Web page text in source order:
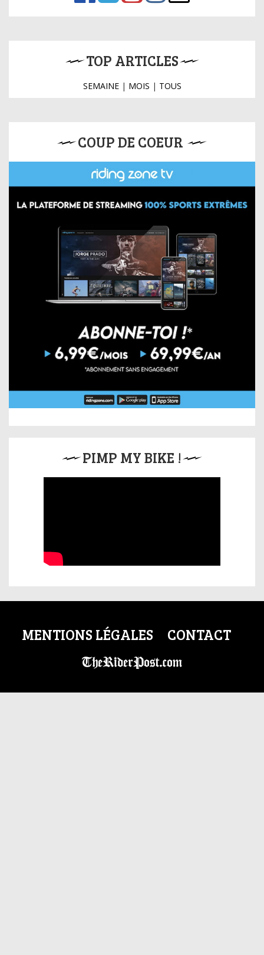
TOP ARTICLES
SEMAINE| MOIS | TOUS
COUP DE COEUR
PIMP MY BIKE !
MENTIONS LÉGALES CONTACT